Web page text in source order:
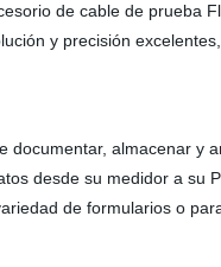
de cable de prueba
y precisión
almacenar y
desde su medidor a su
de formularios o